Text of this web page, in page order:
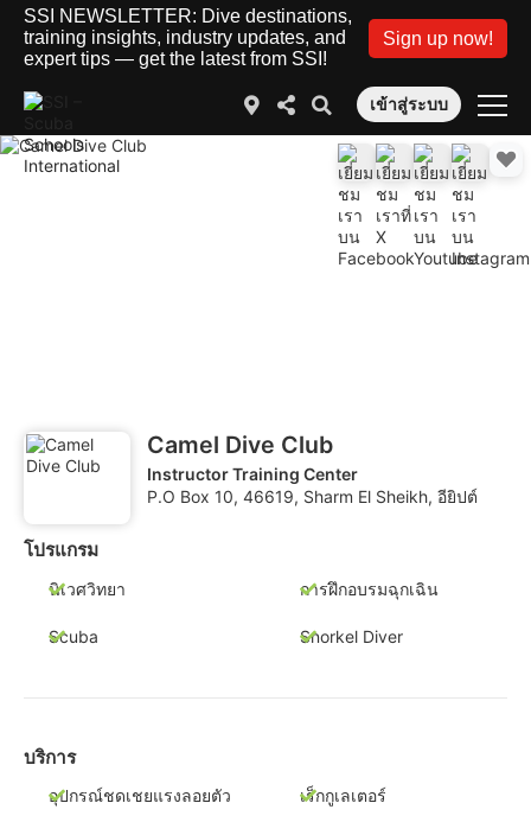
SSI NEWSLETTER: Dive destinations,
training insights, industry updates, and
expert tips — get the latest from SSI!
Sign up now!
เข้าสู่ระบบ
Camel Dive Club
Instructor Training Center
P.O Box 10, 46619, Sharm El Sheikh, อียิปต์
โปรแกรม
นิเวศวิทยา การฝึกอบรมฉุกเฉิน
Scuba Snorkel Diver
บริการ
อุปกรณ์ชดเชยแรงลอยตัว เร็กกูเลเตอร์